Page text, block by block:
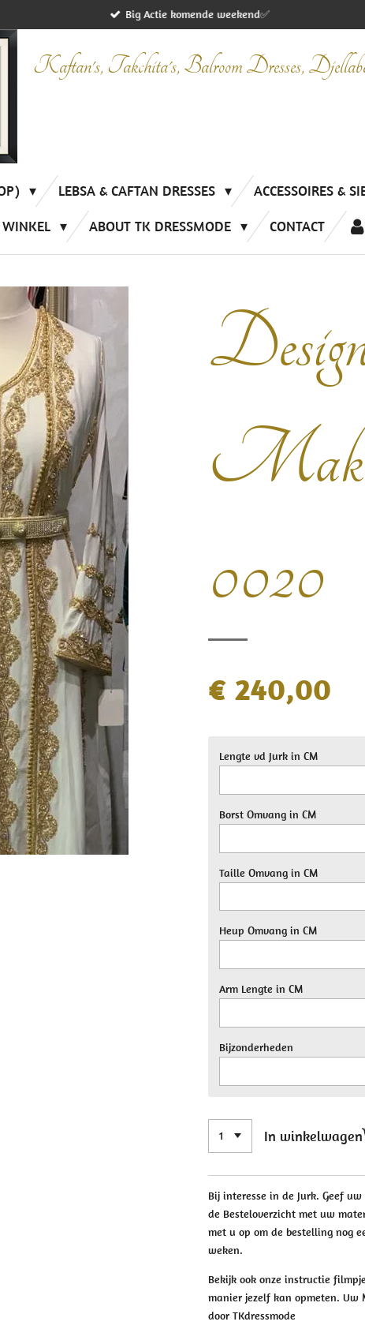
Big Actie komende weekend✅
Kaftan's, Takchita's, Balroom Dresses,
LEBSA & CAFTAN DRESSES ACCESSOIRES &
ABOUT TK DRESSMODE CONTACT
0020
€ 240,00
Lengte vd Jurk in CM
Borst Omvang in CM
Taille Omvang in CM
Heup Omvang in CM
Arm Lengte in CM
Bijzonderheden
In winkelwagen
Bij interesse in de Jurk. Geef
de Besteloverzicht met uw
met u op om de bestelling nog
weken.
Bekijk ook onze instructie
manier jezelf kan opmeten. Uw
door TKdressmode